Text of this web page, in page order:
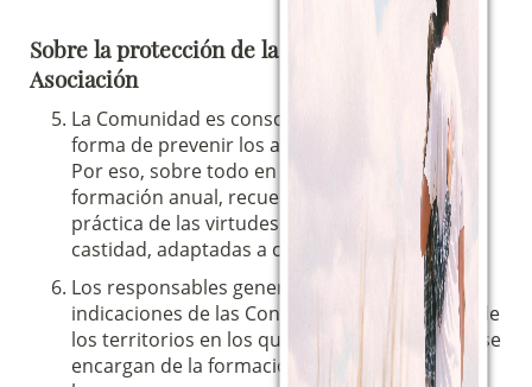
Sobre la protección de la vida interna de la
Asociación
La Comunidad es consciente de que la mejor
forma de prevenir los abusos es la formación.
Por eso, sobre todo en el Itinerario de
formación anual, recuerda periódicamente la
práctica de las virtudes de la prudencia y la
castidad, adaptadas a cada estado de vida.
Los responsables generales, siguiendo las
indicaciones de las Conferencias Episcopales de
los territorios en los que opera la Asociación, se
encargan de la formación específica de todas